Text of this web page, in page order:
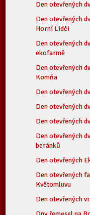
Den otevřených
Den otevřených
Horní Lidči
Den otevřených
ekofarmě
Den otevřených
Komňa
Den otevřených
Den otevřených
Den otevřených
Den otevřených
beránků
Den otevřených
Den otevřených
Květomluvu
Den otevřených